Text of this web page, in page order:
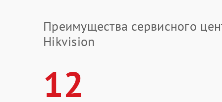
Преимущества сервисного
Hikvision
12